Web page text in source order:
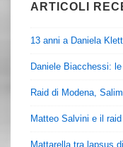
ARTICOLI
13 anni a Daniela
Daniele Biacchessi:
Raid di Modena,
Matteo Salvini e il
Mattarella tra lapsus